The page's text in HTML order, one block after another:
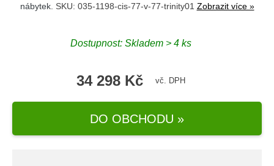
nábytek. SKU: 035-1198-cis-77-v-77-trinity01 Zobrazit více »
Dostupnost: Skladem > 4 ks
34 298 Kč vč. DPH
DO OBCHODU »